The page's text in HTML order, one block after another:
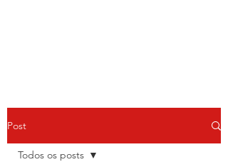
Post
Todos os posts